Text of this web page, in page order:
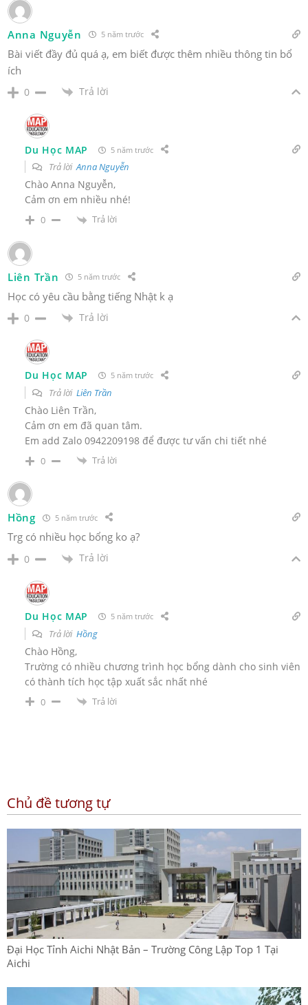
Anna Nguyễn 5 năm trước
Bài viết đầy đủ quá ạ, em biết được thêm nhiều thông tin bổ
ích
0 Trả lời
Du Học MAP 5 năm trước
Trả lờiAnna Nguyễn
Chào Anna Nguyễn,
Cảm ơn em nhiều nhé!
0 Trả lời
Liên Trần 5 năm trước
Học có yêu cầu bằng tiếng Nhật k ạ
0 Trả lời
Du Học MAP 5 năm trước
Trả lời Liên Trần
Chào Liên Trần,
Cảm ơn em đã quan tâm.
Em add Zalo 0942209198 để được tư vấn chi tiết nhé
0 Trả lời
Hồng 5 năm trước
Trg có nhiều học bổng ko ạ?
0 Trả lời
Du Học MAP 5 năm trước
Trả lời Hồng
Chào Hồng,
Trường có nhiều chương trình học bổng dành cho sinh viên
có thành tích học tập xuất sắc nhất nhé
0 Trả lời
Chủ đề tương tự
Đại Học Tỉnh Aichi Nhật Bản – Trường Công Lập Top 1 Tại
Aichi